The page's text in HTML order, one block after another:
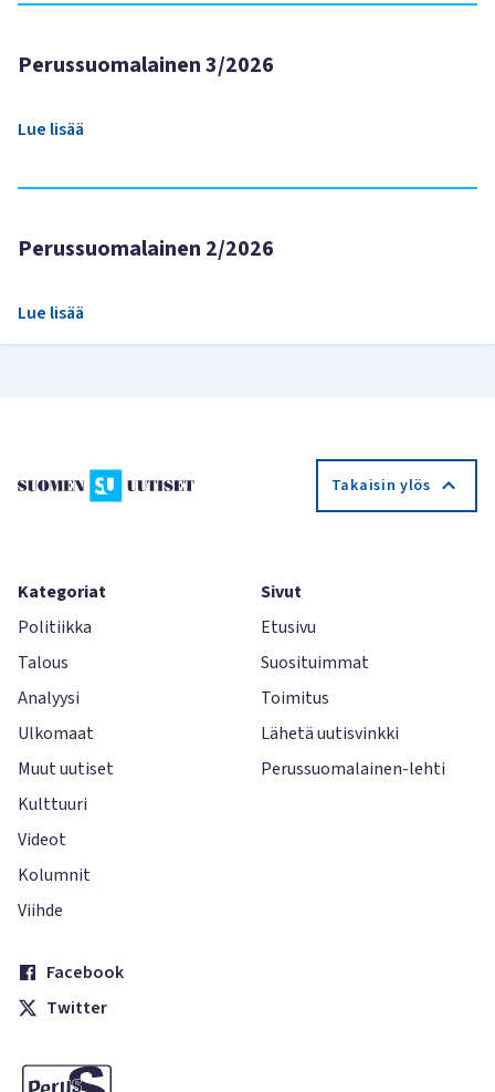
Perussuomalainen 3/2026
Lue lisää
Perussuomalainen 2/2026
Lue lisää
Takaisin ylös
Kategoriat
Politiikka
Talous
Analyysi
Ulkomaat
Muut uutiset
Kulttuuri
Videot
Kolumnit
Viihde
Sivut
Etusivu
Suosituimmat
Toimitus
Lähetä uutisvinkki
Perussuomalainen-lehti
Facebook
Twitter